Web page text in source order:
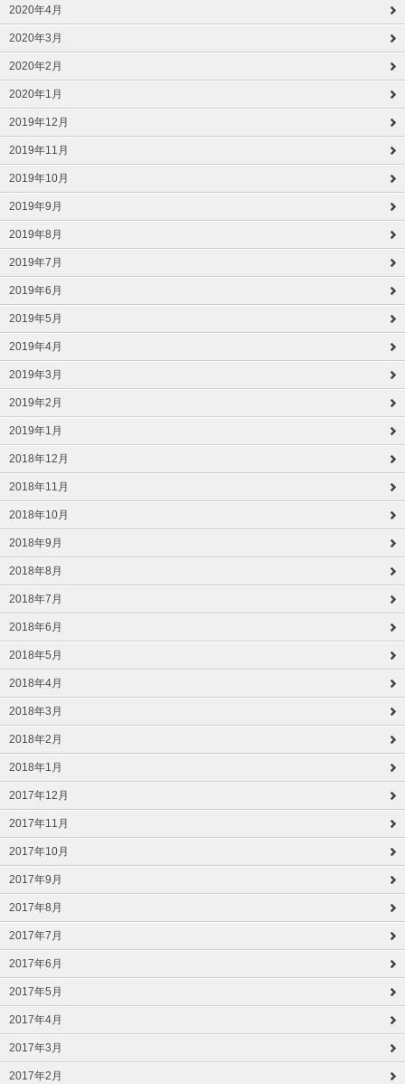
2020年4月
2020年3月
2020年2月
2020年1月
2019年12月
2019年11月
2019年10月
2019年9月
2019年8月
2019年7月
2019年6月
2019年5月
2019年4月
2019年3月
2019年2月
2019年1月
2018年12月
2018年11月
2018年10月
2018年9月
2018年8月
2018年7月
2018年6月
2018年5月
2018年4月
2018年3月
2018年2月
2018年1月
2017年12月
2017年11月
2017年10月
2017年9月
2017年8月
2017年7月
2017年6月
2017年5月
2017年4月
2017年3月
2017年2月